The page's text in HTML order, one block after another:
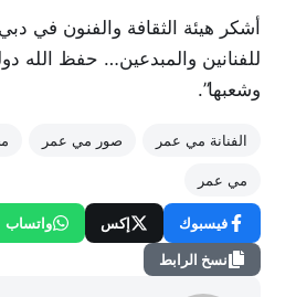
أشكر هيئة الثقافة والفنون في
للفنانين والمبدعين… حفظ الله
وشعبها”.
الفنانة مي عمر صور مي عمر
مي عمر
فيسبوك إكس واتساب
نسخ الرابط